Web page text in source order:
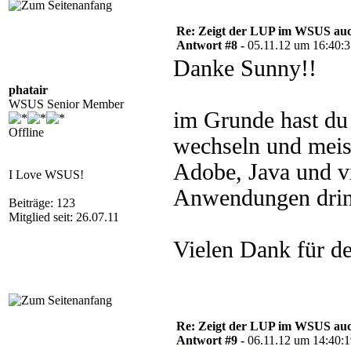
phatair
WSUS Senior Member
Offline
I Love WSUS!
Beiträge: 123
Mitglied seit: 26.07.11
Re: Zeigt der LUP im WSUS
Antwort #8 - 05.11.12 um
Danke Sunny!!
im Grunde hast
wechseln und
Adobe, Java und
Anwendungen
Vielen Dank für
Re: Zeigt der LUP im WSUS
Antwort #9 - 06.11.12 um